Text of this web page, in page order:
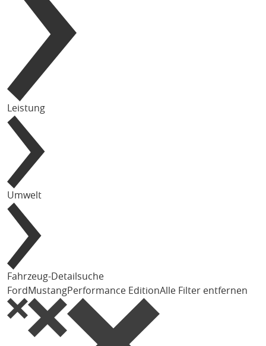
Leistung
Umwelt
Fahrzeug-Detailsuche
FordMustangPerformance EditionAlle Filter entfernen